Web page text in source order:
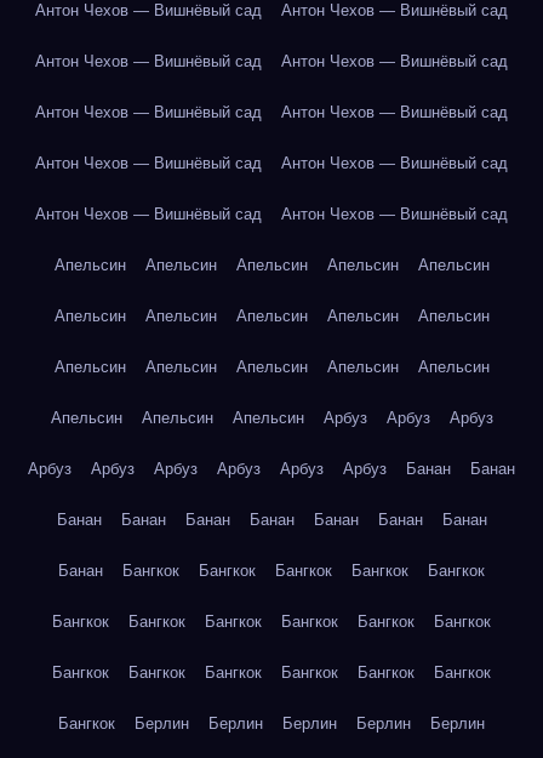
Антон Чехов — Вишнёвый сад Антон Чехов — Вишнёвый сад
Антон Чехов — Вишнёвый сад Антон Чехов — Вишнёвый сад
Антон Чехов — Вишнёвый сад Антон Чехов — Вишнёвый сад
Антон Чехов — Вишнёвый сад Антон Чехов — Вишнёвый сад
Антон Чехов — Вишнёвый сад Антон Чехов — Вишнёвый сад
Апельсин Апельсин Апельсин Апельсин Апельсин
Апельсин Апельсин Апельсин Апельсин Апельсин
Апельсин Апельсин Апельсин Апельсин Апельсин
Апельсин Апельсин Апельсин Арбуз Арбуз Арбуз
Арбуз Арбуз Арбуз Арбуз Арбуз Арбуз Банан Банан
Банан Банан Банан Банан Банан Банан Банан
Банан Бангкок Бангкок Бангкок Бангкок Бангкок
Бангкок Бангкок Бангкок Бангкок Бангкок Бангкок
Бангкок Бангкок Бангкок Бангкок Бангкок Бангкок
Бангкок Берлин Берлин Берлин Берлин Берлин